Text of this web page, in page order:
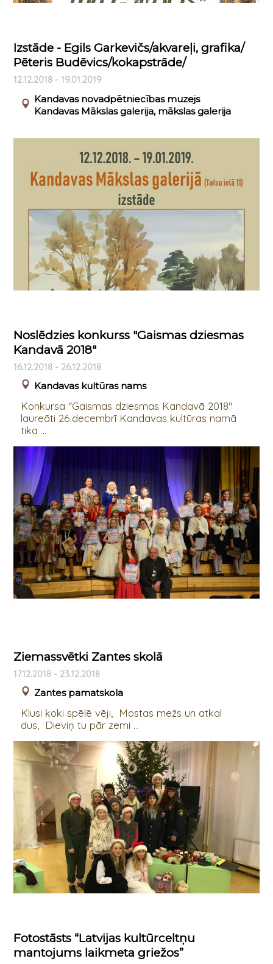
Izstāde - Egils Garkevičs/akvareļi, grafika/
Pēteris Budēvics/kokapstrāde/
12.12.2018 - 19.01.2019
Kandavas novadpētniecības muzejs
Kandavas Mākslas galerija, mākslas galerija
Noslēdzies konkurss "Gaismas dziesmas
Kandavā 2018"
16.12.2018 - 26.12.2018
Kandavas kultūras nams
Konkursa "Gaismas dziesmas Kandavā 2018"
laureāti 26.decembrī Kandavas kultūras namā
tika ...
Ziemassvētki Zantes skolā
17.12.2018 - 23.12.2018
Zantes pamatskola
Klusi koki spēlē vēji, Mostas mežs un atkal
dus, Dieviņ tu pār zemi ...
Fotostāsts “Latvijas kultūrceltņu
mantojums laikmeta griežos”